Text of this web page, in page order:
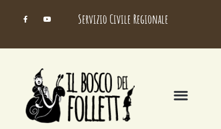
Servizio Civile Regionale